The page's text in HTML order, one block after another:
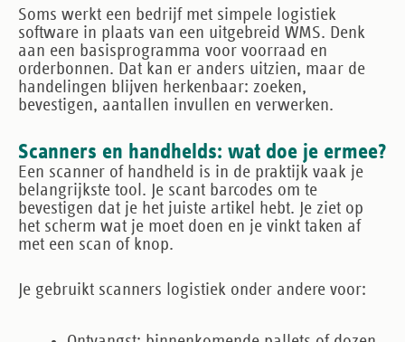
Soms werkt een bedrijf met simpele logistiek
software in plaats van een uitgebreid WMS. Denk
aan een basisprogramma voor voorraad en
orderbonnen. Dat kan er anders uitzien, maar de
handelingen blijven herkenbaar: zoeken,
bevestigen, aantallen invullen en verwerken.
Scanners en handhelds: wat doe je ermee?
Een scanner of handheld is in de praktijk vaak je
belangrijkste tool. Je scant barcodes om te
bevestigen dat je het juiste artikel hebt. Je ziet op
het scherm wat je moet doen en je vinkt taken af
met een scan of knop.
Je gebruikt scanners logistiek onder andere voor: